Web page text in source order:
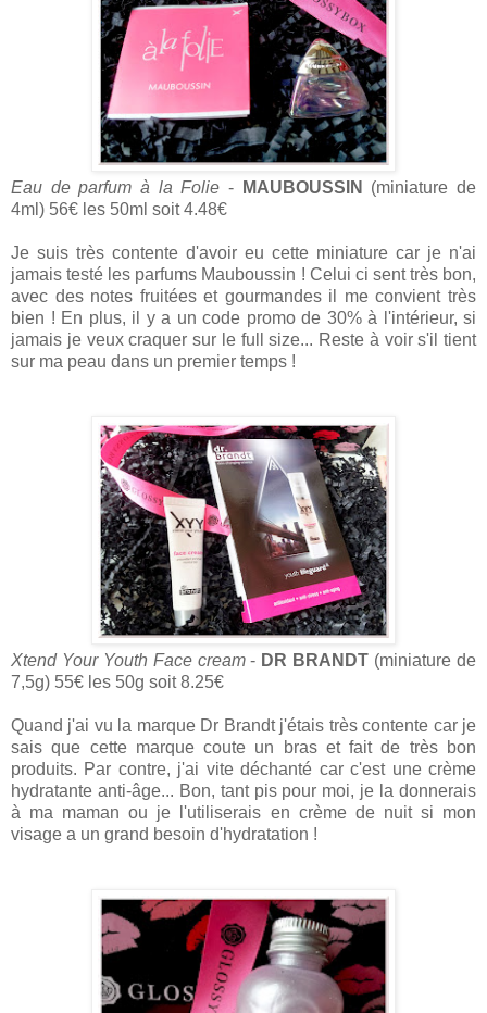
Eau de parfum à la Folie - MAUBOUSSIN (miniature de
4ml) 56€ les 50ml soit 4.48€
Je suis très contente d'avoir eu cette miniature car je n'ai
jamais testé les parfums Mauboussin ! Celui ci sent très bon,
avec des notes fruitées et gourmandes il me convient très
bien ! En plus, il y a un code promo de 30% à l'intérieur, si
jamais je veux craquer sur le full size... Reste à voir s'il tient
sur ma peau dans un premier temps !
Xtend Your Youth Face cream- DR BRANDT (miniature de
7,5g) 55€ les 50g soit 8.25€
Quand j'ai vu la marque Dr Brandt j'étais très contente car je
sais que cette marque coute un bras et fait de très bon
produits. Par contre, j'ai vite déchanté car c'est une crème
hydratante anti-âge... Bon, tant pis pour moi, je la donnerais
à ma maman ou je l'utiliserais en crème de nuit si mon
visage a un grand besoin d'hydratation !